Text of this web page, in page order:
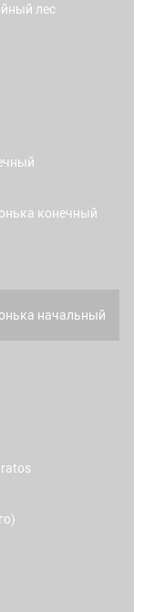
лес
конечный
начальный